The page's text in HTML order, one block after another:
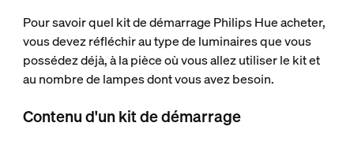
Pour savoir quel kit de démarrage Philips Hue acheter,
vous devez réfléchir au type de luminaires que vous
possédez déjà, à la pièce où vous allez utiliser le kit et
au nombre de lampes dont vous avez besoin.
Contenu d'un kit de démarrage